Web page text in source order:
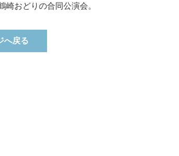
崎おどりの合同公演会。
へ戻る